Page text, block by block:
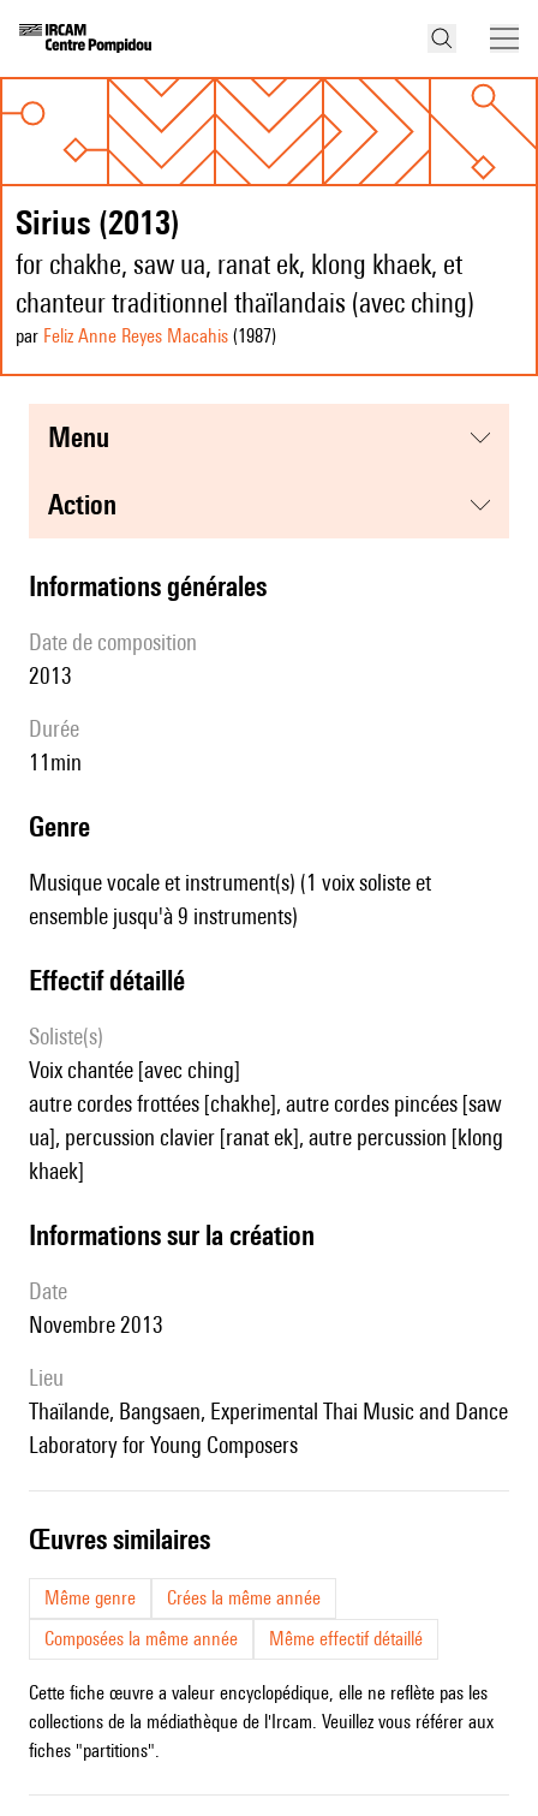
Sirius (2013)
for chakhe, saw ua, ranat ek, klong khaek, et
chanteur traditionnel thaïlandais (avec ching)
par Feliz Anne Reyes Macahis (1987)
menu
action
informations générales
date de composition
2013
durée
11min
genre
Musique vocale et instrument(s) (1 voix soliste et
ensemble jusqu'à 9 instruments)
effectif détaillé
Soliste(s)
voix chantée [avec ching]
autre cordes frottées [chakhe], autre cordes pincées [saw
ua], percussion clavier [ranat ek], autre percussion [klong
khaek]
informations sur la création
date
Novembre 2013
lieu
Thaïlande, Bangsaen, Experimental Thai Music and Dance
Laboratory for Young Composers
œuvres similaires
Même genre
Crées la même année
Composées la même année
Même effectif détaillé
Cette fiche œuvre a valeur encyclopédique, elle ne reflète pas les
collections de la médiathèque de l'Ircam. Veuillez vous référer aux
fiches "partitions".